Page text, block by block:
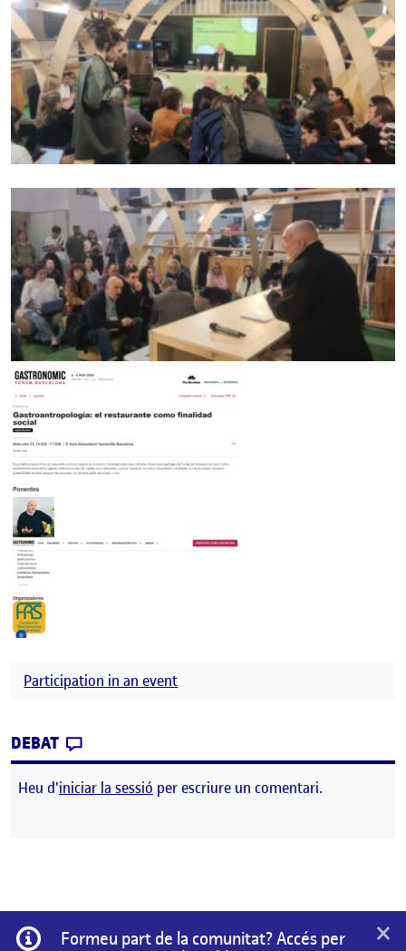
Participation in an event
DEBAT
Heu d'iniciar la sessió per escriure un comentari.
Informació
Formeu part de la comunitat? Accés per
×